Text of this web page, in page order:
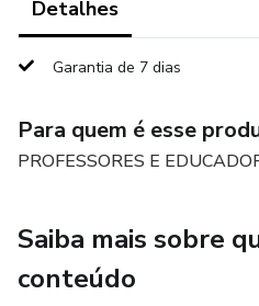
Detalhes
Garantia de 7 dias
Para quem é esse
PROFESSORES E
Saiba mais sobre
conteúdo